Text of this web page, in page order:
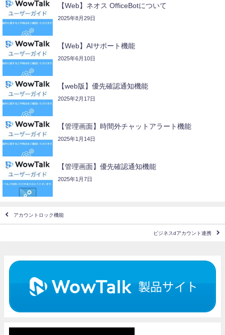
【Web】ネオス OfficeBotについて
2025年8月29日
【Web】AIサポート機能
2025年6月10日
【web版】優先確認通知機能
2025年2月17日
【管理画面】時間外チャットアラート機能
2025年1月14日
【管理画面】優先確認通知機能
2025年1月7日
アカウントロック機能
ビジネスdアカウント連携